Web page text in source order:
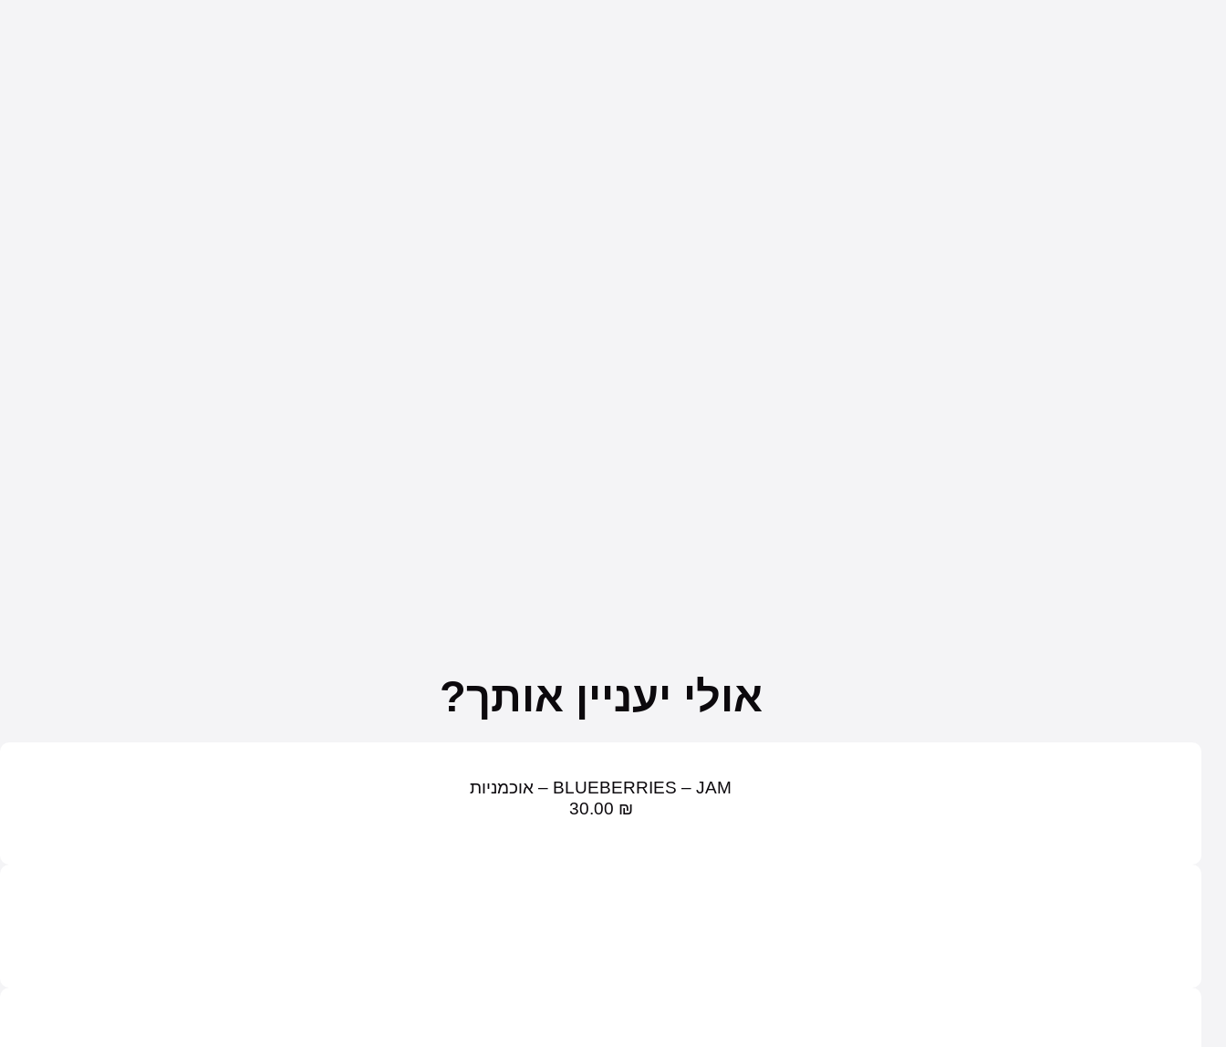
אולי יעניין אותך?
BLUEBERRIES – JAM – אוכמניות
30.00 ₪